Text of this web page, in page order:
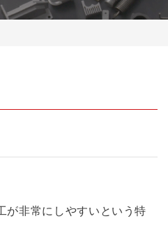
が非常にしやすいという特